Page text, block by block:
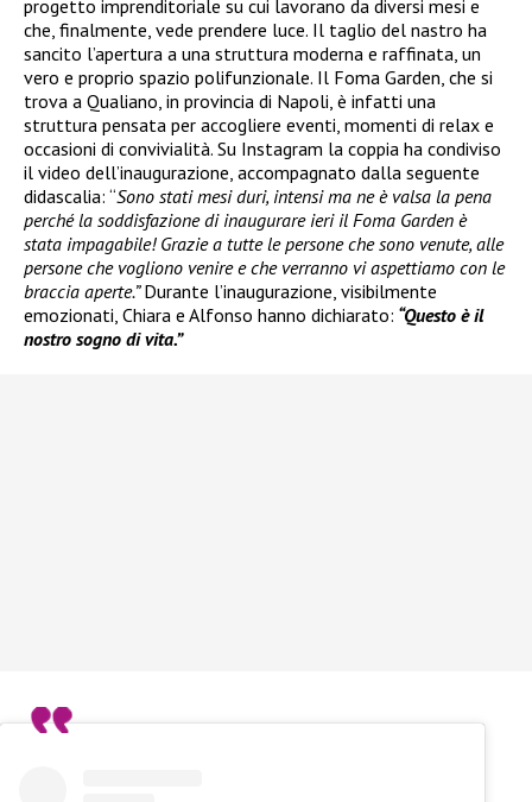
progetto imprenditoriale su cui lavorano da diversi mesi e
che, finalmente, vede prendere luce. Il taglio del nastro ha
sancito l’apertura a una struttura moderna e raffinata, un
vero e proprio spazio polifunzionale. Il Foma Garden, che si
trova a Qualiano, in provincia di Napoli, è infatti una
struttura pensata per accogliere eventi, momenti di relax e
occasioni di convivialità. Su Instagram la coppia ha condiviso
il video dell’inaugurazione, accompagnato dalla seguente
didascalia: “Sono stati mesi duri, intensi ma ne è valsa la pena
perché la soddisfazione di inaugurare ieri il Foma Garden è
stata impagabile! Grazie a tutte le persone che sono venute, alle
persone che vogliono venire e che verranno vi aspettiamo con le
braccia aperte.”Durante l’inaugurazione, visibilmente
emozionati, Chiara e Alfonso hanno dichiarato: “Questo è il
nostro sogno di vita.”